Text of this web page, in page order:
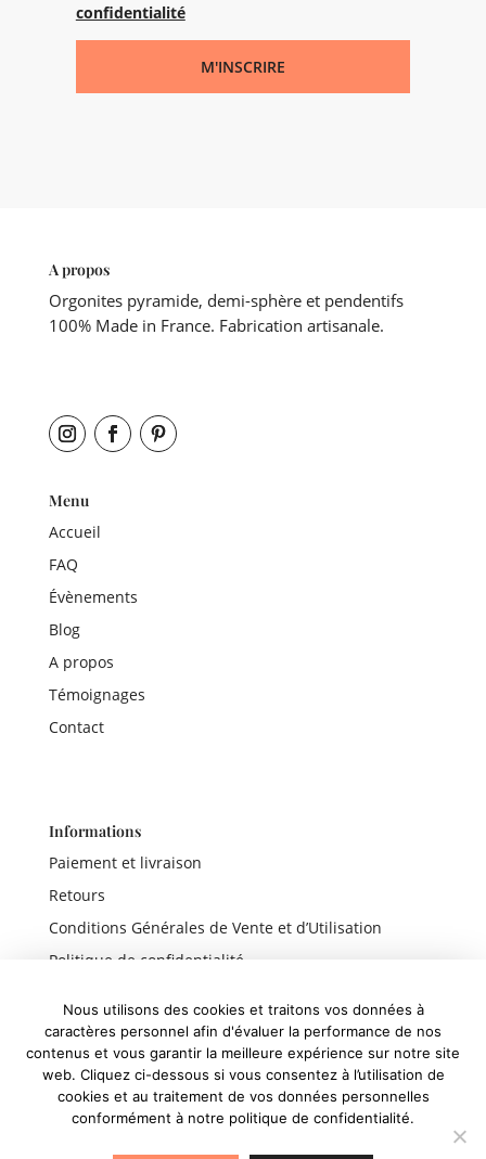
confidentialité
M'INSCRIRE
A propos
Orgonites pyramide, demi-sphère et pendentifs
100% Made in France. Fabrication artisanale.
Menu
Accueil
FAQ
Évènements
Blog
A propos
Témoignages
Contact
Informations
Paiement et livraison
Retours
Conditions Générales de Vente et d’Utilisation
Politique de confidentialité
Liens rapides
Boutique
Nous utilisons des cookies et traitons vos données à
caractères personnel afin d'évaluer la performance de nos
contenus et vous garantir la meilleure expérience sur notre site
web. Cliquez ci-dessous si vous consentez à l’utilisation de
cookies et au traitement de vos données personnelles
conformément à notre politique de confidentialité.